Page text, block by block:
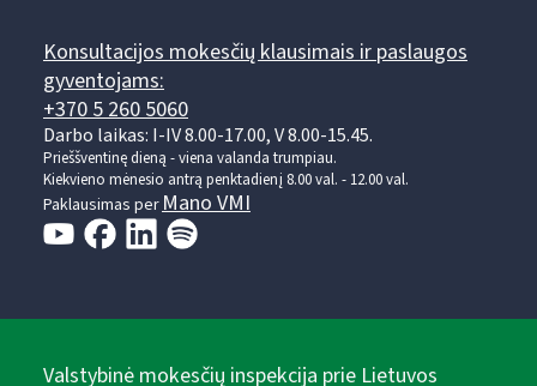
Konsultacijos mokesčių klausimais ir paslaugos
gyventojams:
+370 5 260 5060
Darbo laikas: I-IV 8.00-17.00, V 8.00-15.45.
Prieššventinę dieną - viena valanda trumpiau.
Kiekvieno mėnesio antrą penktadienį 8.00 val. - 12.00 val.
Paklausimas perMano VMI
Valstybinė mokesčių inspekcija prie Lietuvos